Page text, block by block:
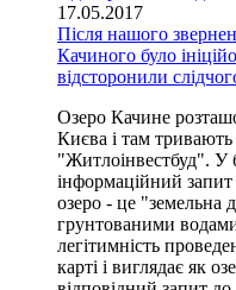
17.05.2017
Після нашого
Качиного було
відсторонили
Озеро Качине
Києва і там
"Житлоінвестбуд". У
інформаційний
озеро - це "земельна
грунтованими
легітимність
карті і виглядає як